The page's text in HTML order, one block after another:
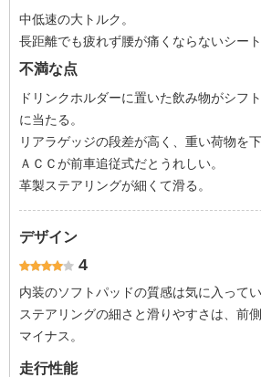
中低速の大トルク。
長距離でも疲れず腰が痛くならないシート
不満な点
ドリンクホルダーに置いた飲み物がシフ
に当たる。
リアラゲッジの段差が高く、重い荷物を
ＡＣＣが前車追従式だとうれしい。
革製ステアリングが細くて滑る。
デザイン
4
内装のソフトパッドの質感は気に入ってい
ステアリングの細さと滑りやすさは、前
マイナス。
走行性能